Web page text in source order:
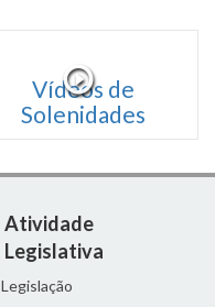
Vídeos de
Solenidades
Atividade
Legislativa
Legislação